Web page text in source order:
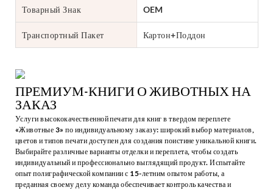
Товарный Знак OEM
Транспортный Пакет Картон+Поддон
ПРЕМИУМ-КНИГИ О ЖИВОТНЫХ НА
ЗАКАЗ
Услуги высококачественной печати для книг в твердом переплете
«Животные 3» по индивидуальному заказу: широкий выбор материалов,
цветов и типов печати доступен для создания поистине уникальной книги.
Выбирайте различные варианты отделки и переплета, чтобы создать
индивидуальный и профессионально выглядящий продукт. Испытайте
опыт полиграфической компании с 15-летним опытом работы, а
преданная своему делу команда обеспечивает контроль качества и